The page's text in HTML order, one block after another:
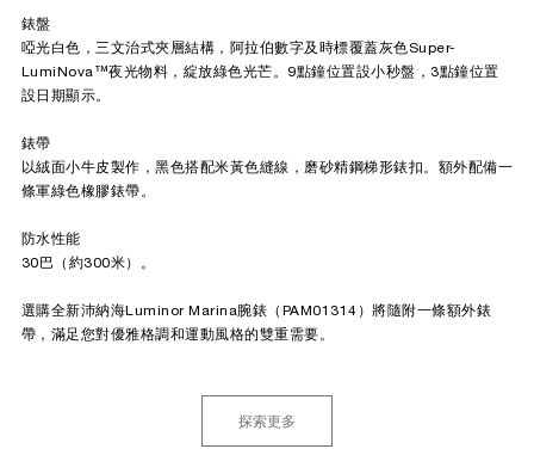
錶盤
啞光白色，三文治式夾層結構，阿拉伯數字及時標覆蓋灰色Super-
LumiNova™夜光物料，綻放綠色光芒。9點鐘位置設小秒盤，3點鐘位置
設日期顯示。
錶帶
以絨面小牛皮製作，黑色搭配米黃色縫線，磨砂精鋼梯形錶扣。額外配備一
條軍綠色橡膠錶帶。
防水性能
30巴（約300米）。
選購全新沛納海Luminor Marina腕錶（PAM01314）將隨附一條額外錶
帶，滿足您對優雅格調和運動風格的雙重需要。
探索更多